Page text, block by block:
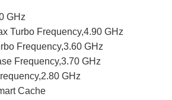
GHz
Turbo Frequency,4.90 GHz
Frequency,3.60 GHz
Frequency,3.70 GHz
GHz
Cache